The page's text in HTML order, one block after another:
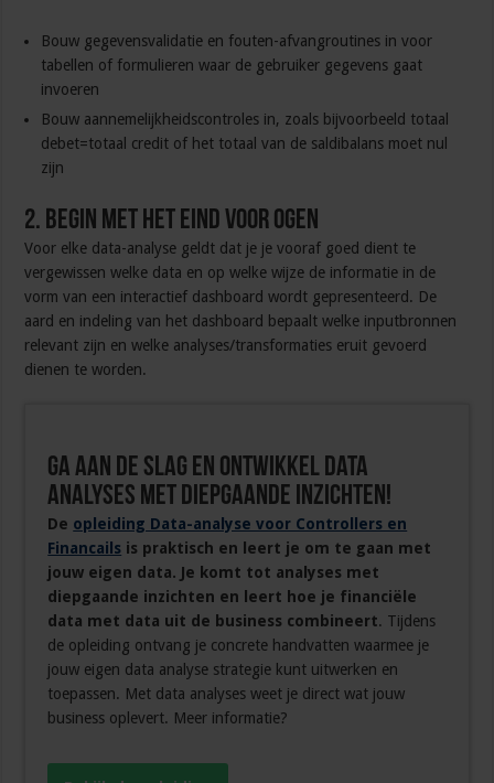
Bouw gegevensvalidatie en fouten-afvangroutines in voor
tabellen of formulieren waar de gebruiker gegevens gaat
invoeren
Bouw aannemelijkheidscontroles in, zoals bijvoorbeeld totaal
debet=totaal credit of het totaal van de saldibalans moet nul
zijn
2. Begin met het eind voor ogen
Voor elke data-analyse geldt dat je je vooraf goed dient te
vergewissen welke data en op welke wijze de informatie in de
vorm van een interactief dashboard wordt gepresenteerd. De
aard en indeling van het dashboard bepaalt welke inputbronnen
relevant zijn en welke analyses/transformaties eruit gevoerd
dienen te worden.
Ga aan de slag en ontwikkel Data
analyses met diepgaande inzichten!
De opleiding Data-analyse voor Controllers en
Financails is praktisch en leert je om te gaan met
jouw eigen data. Je komt tot analyses met
diepgaande inzichten en leert hoe je financiële
data met data uit de business combineert. Tijdens
de opleiding ontvang je concrete handvatten waarmee je
jouw eigen data analyse strategie kunt uitwerken en
toepassen. Met data analyses weet je direct wat jouw
business oplevert. Meer informatie?